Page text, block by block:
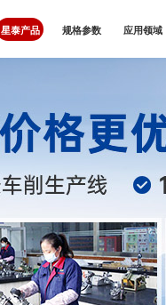
星泰产品 规格参数 应用领域